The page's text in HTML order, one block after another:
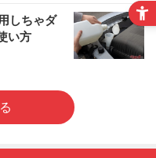
しちゃダ
い方